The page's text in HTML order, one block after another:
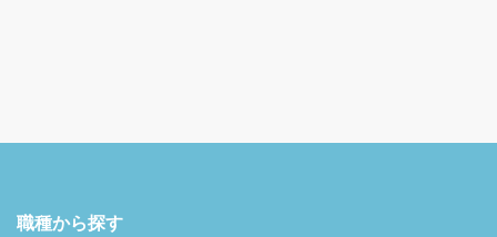
職種から探す